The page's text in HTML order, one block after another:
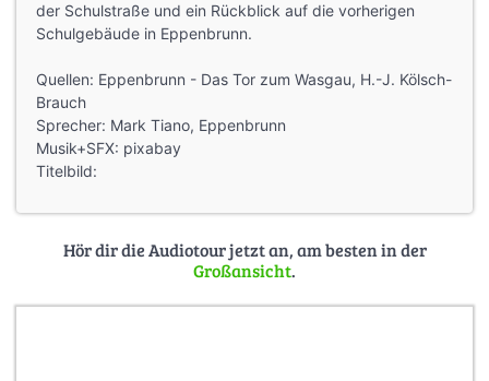
der Schulstraße und ein Rückblick auf die vorherigen
Schulgebäude in Eppenbrunn.
Quellen: Eppenbrunn - Das Tor zum Wasgau, H.-J. Kölsch-
Brauch
Sprecher: Mark Tiano, Eppenbrunn
Musik+SFX: pixabay
Titelbild:
Hör dir die Audiotour jetzt an, am besten in der
Großansicht.